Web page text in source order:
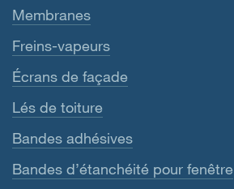
Membranes
Freins-vapeurs
Écrans de façade
Lés de toiture
Bandes adhésives
Bandes d’étanchéité pour fenêtre